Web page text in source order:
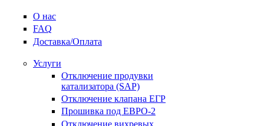
О нас
FAQ
Доставка/Оплата
Услуги
Отключение продувки
катализатора (SAP)
Отключение клапана ЕГР
Прошивка под ЕВРО-2
Отключение вихревых